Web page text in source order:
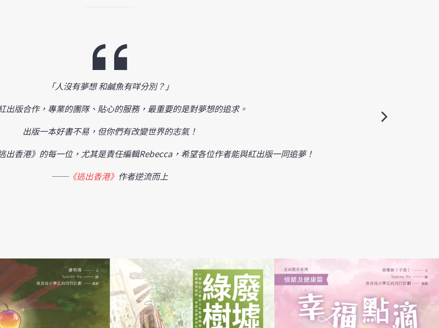
「人沒有夢想 和鹹魚有咩分別？」
出版合作，專業的團隊、貼心的服務，最重要的是對夢想的追求。
出版一本好書不易，但你們有改變世界的志氣！
出香港》的每一位，尤其是責任編輯Rebecca，希望各位作者能與紅出版一同追夢！
──《逃出香港》 作者逆流而上